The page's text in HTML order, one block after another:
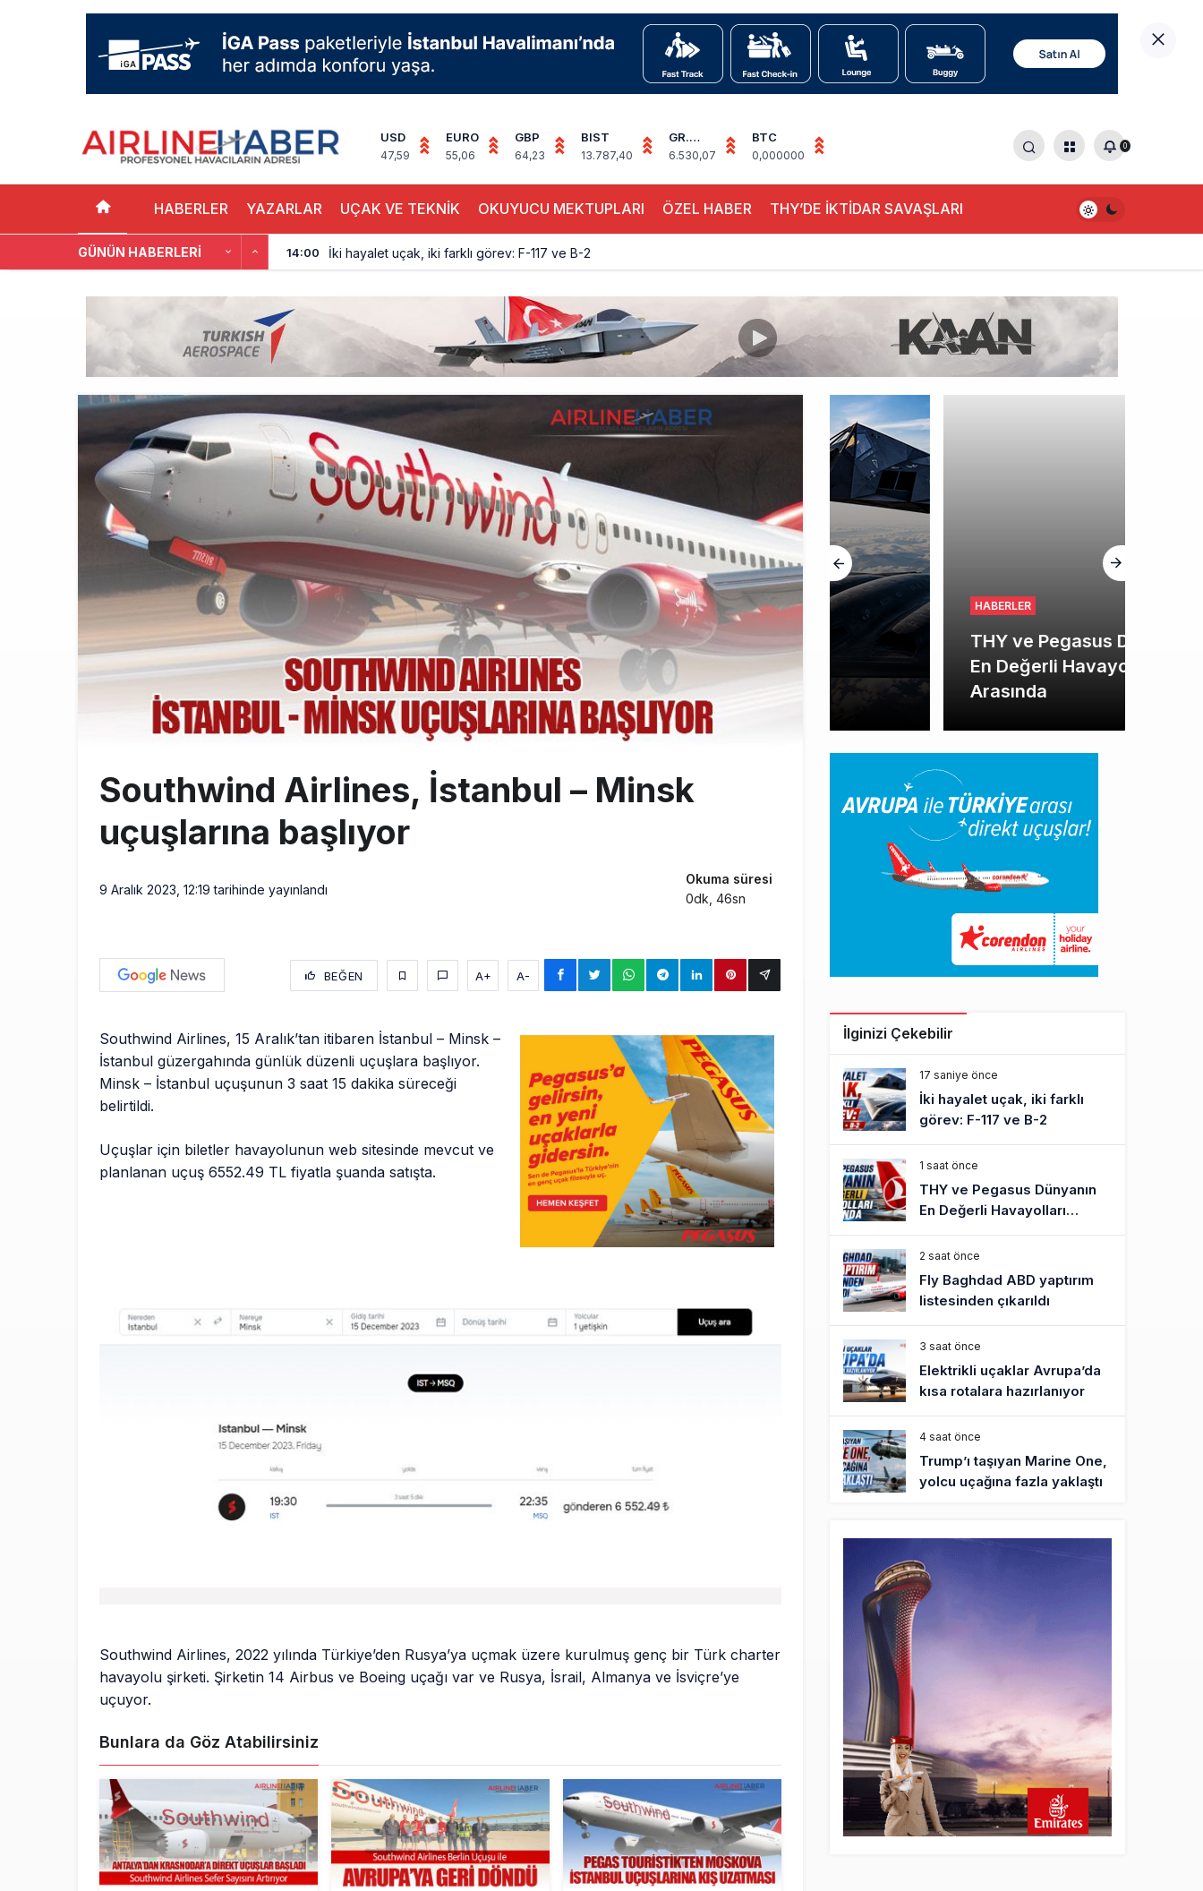
USD
47,59
EURO
55,06
GBP
64,23
BIST
13.787,40
GR.
ALTIN
6.530,07
BTC
0,000000
0
HABERLER YAZARLAR UÇAK VE TEKNİK OKUYUCU MEKTUPLARI ÖZEL HABER THY’DE İKTİDAR SAVAŞLARI
GÜNÜN HABERLERI 14:00 İki hayalet uçak, iki farklı görev: F-117 ve B-2
Fly Baghdad ABD yaptırım listesinden çıkarıldı
Elektrikli uçaklar Avrupa’da kısa rotalara hazırlanıyor
10:30 Trump’ı taşıyan Marine One, yolcu uçağına fazla yaklaştı
10:00 Emirates A380 yolcu rahatsızlanınca İstanbul’a indi
9:14 Emirates’in reddettiği 10 Boeing 777X için United kararı
8:37 DHL uçağı havada cisimle çarpıştı, havalimanında patlayıcı drone bulundu
Southwind Airlines, İstanbul – Minsk
uçuşlarına başlıyor
9 Aralık 2023, 12:19 tarihinde yayınlandı
Okuma süresi
0dk, 46sn
BEĞEN A+ A-
Southwind Airlines, 15 Aralık’tan itibaren İstanbul – Minsk –
İstanbul güzergahında günlük düzenli uçuşlara başlıyor.
Minsk – İstanbul uçuşunun 3 saat 15 dakika süreceği
belirtildi.
Uçuşlar için biletler havayolunun web sitesinde mevcut ve
planlanan uçuş 6552.49 TL fiyatla şuanda satışta.
Southwind Airlines, 2022 yılında Türkiye’den Rusya’ya uçmak üzere kurulmuş genç bir Türk charter
havayolu şirketi. Şirketin 14 Airbus ve Boeing uçağı var ve Rusya, İsrail, Almanya ve İsviçre’ye
uçuyor.
Bunlara da Göz Atabilirsiniz
THY ve Pegasus Dünyanın
En Değerli Havayolları
Arasında
İlginizi Çekebilir
17 saniye önce
İki hayalet uçak, iki farklı
görev: F-117 ve B-2
1 saat önce
THY ve Pegasus Dünyanın
En Değerli Havayolları
Arasında
2 saat önce
Fly Baghdad ABD yaptırım
listesinden çıkarıldı
3 saat önce
Elektrikli uçaklar Avrupa’da
kısa rotalara hazırlanıyor
4 saat önce
Trump’ı taşıyan Marine One,
yolcu uçağına fazla yaklaştı
Emirates A380 yolcu
rahatsızlanınca İstanbul’a
indi
5 saat önce
Emirates’in reddettiği 10
Boeing 777X için United
kararı
DHL uçağı havada cisimle
çarpıştı, havalimanında
patlayıcı drone bulundu
6 saat önce
Üniformasız Disiplin: Kabin